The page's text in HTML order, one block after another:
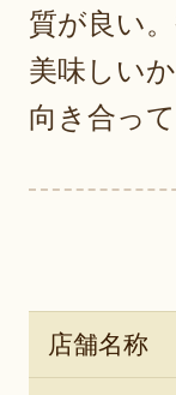
質が良い
美味しい
向き合って
店舗名称